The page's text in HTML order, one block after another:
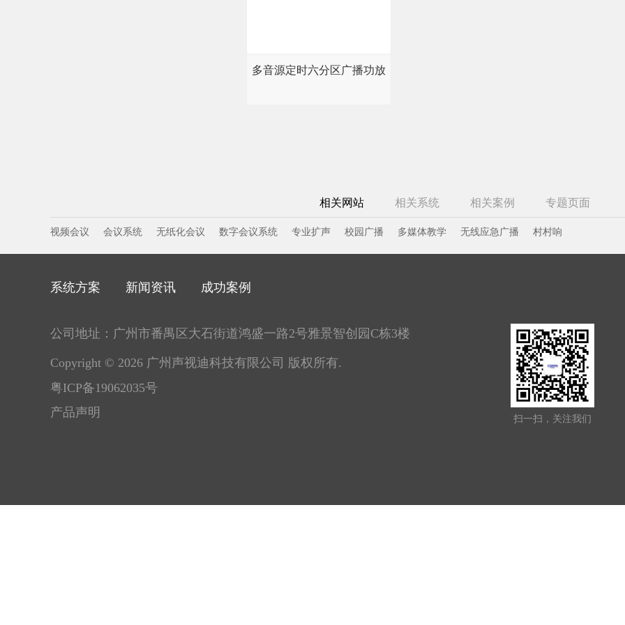
多音源定时六分区广播功放
相关网站 相关系统 相关案例 专题页面
视频会议 会议系统 无纸化会议 数字会议系统 专业扩声 校园广播 多媒体教学 无线应急广播 村村响
系统方案 新闻资讯 成功案例
公司地址：广州市番禺区大石街道鸿盛一路2号雅景智创园C栋3楼
Copyright © 2026 广州声视迪科技有限公司 版权所有.
粤ICP备19062035号
产品声明
扫一扫，关注我们